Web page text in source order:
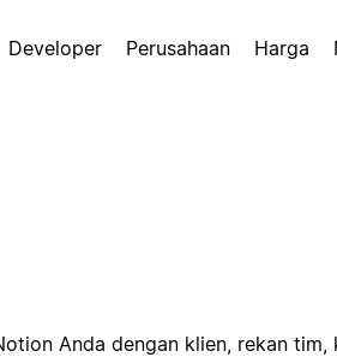
Developer Perusahaan Harga
Anda dengan klien, rekan